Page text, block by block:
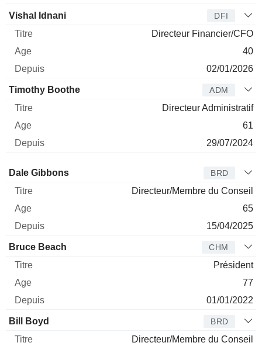
Vishal Idnani DFI
Directeur Financier/CFO
40
02/01/2026
Timothy Boothe ADM
Directeur Administratif
61
29/07/2024
Administrateur
Dale Gibbons BRD
Directeur/Membre du Conseil
65
15/04/2025
Bruce Beach CHM
Président
77
01/01/2022
Bill Boyd BRD
Directeur/Membre du Conseil